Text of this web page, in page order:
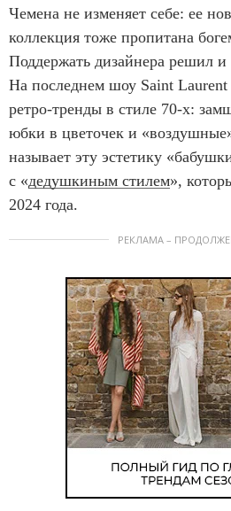
Чемена не изменяет себе: ее
коллекция тоже пропитана
Поддержать дизайнера решил
На последнем шоу Saint
ретро-тренды в стиле 70-х:
юбки в цветочек и
называет эту эстетику
с «дедушкиным стилем»,
2024 года.
РЕКЛАМА –